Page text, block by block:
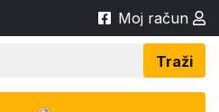
Moj račun
Traži